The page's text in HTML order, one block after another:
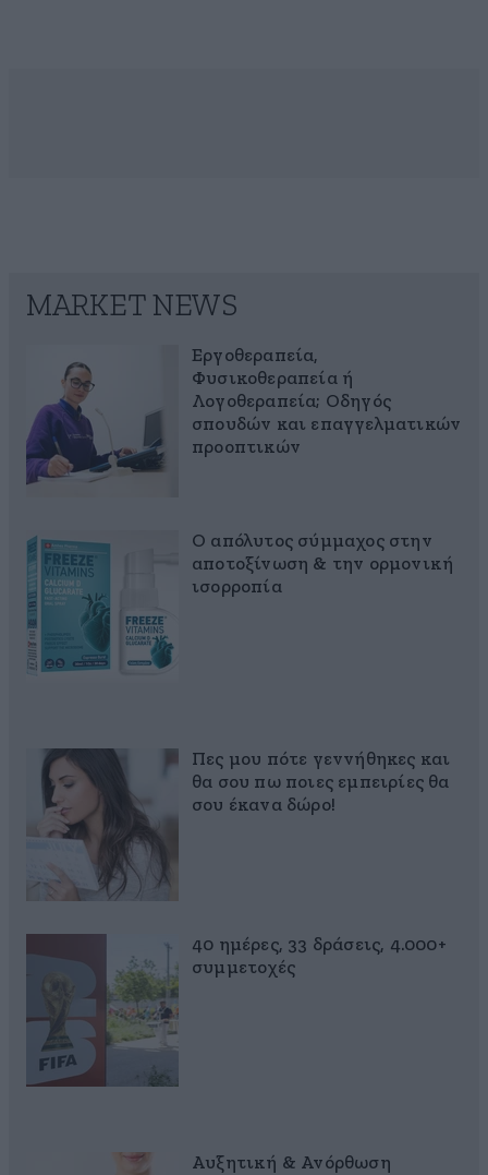
MARKET NEWS
Εργοθεραπεία,
Φυσικοθεραπεία ή
Λογοθεραπεία; Οδηγός
σπουδών και επαγγελματικών
προοπτικών
Ο απόλυτος σύμμαχος στην
αποτοξίνωση & την ορμονική
ισορροπία
Πες μου πότε γεννήθηκες και
θα σου πω ποιες εμπειρίες θα
σου έκανα δώρο!
40 ημέρες, 33 δράσεις, 4.000+
συμμετοχές
Αυξητική & Ανόρθωση